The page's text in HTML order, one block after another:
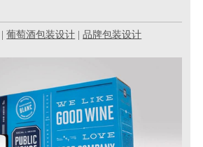
|葡萄酒包装设计 |品牌包装设计